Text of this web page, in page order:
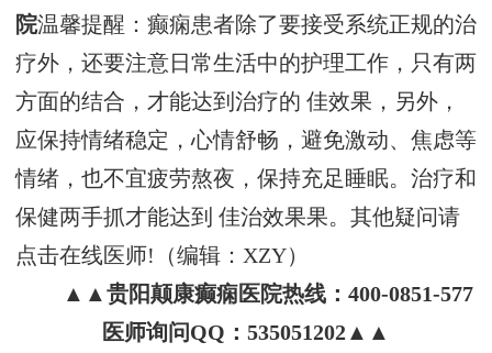
院温馨提醒：癫痫患者除了要接受系统正规的治
疗外，还要注意日常生活中的护理工作，只有两
方面的结合，才能达到治疗的 佳效果，另外，
应保持情绪稳定，心情舒畅，避免激动、焦虑等
情绪，也不宜疲劳熬夜，保持充足睡眠。治疗和
保健两手抓才能达到 佳治效果果。其他疑问请
点击在线医师!（编辑：XZY）
▲▲贵阳颠康癫痫医院热线：400-0851-577
医师询问QQ：535051202▲▲